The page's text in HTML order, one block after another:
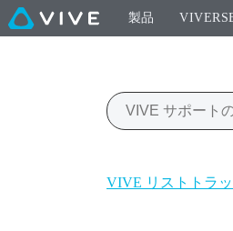
製品
VIVE リストトラ